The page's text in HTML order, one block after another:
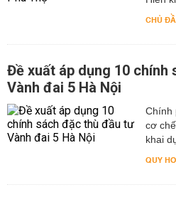
CHỦ
Đề xuất áp dụng 10
Vành đai 5 Hà Nội
Chính
cơ
khai
QUY